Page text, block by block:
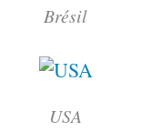
Brésil
USA